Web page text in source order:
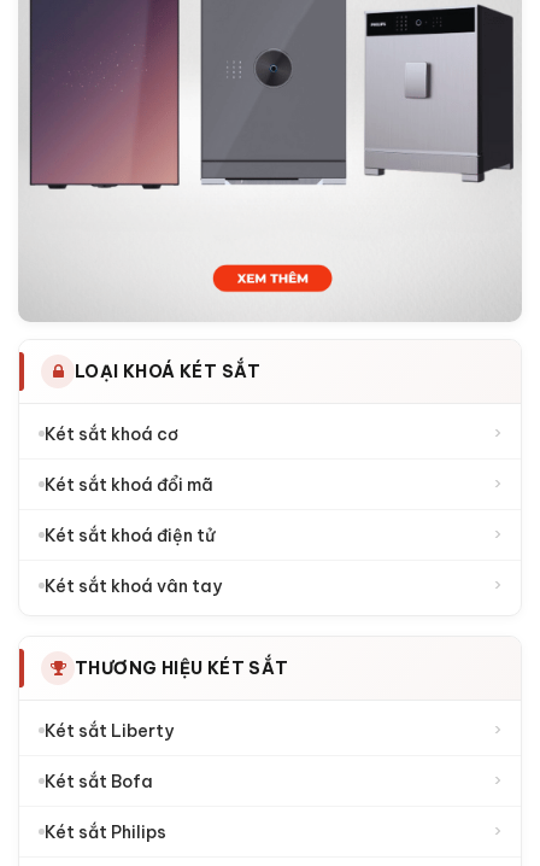
LOẠI KHOÁ KÉT SẮT
Két sắt khoá cơ ›
Két sắt khoá đổi mã ›
Két sắt khoá điện tử ›
Két sắt khoá vân tay ›
THƯƠNG HIỆU KÉT SẮT
Két sắt Liberty ›
Két sắt Bofa ›
Két sắt Philips ›